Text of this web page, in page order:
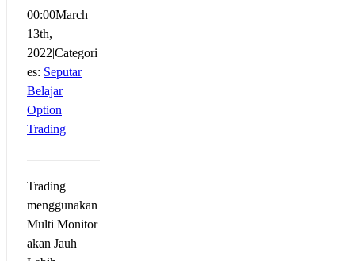
00:00March
13th,
2022|Categori
es: Seputar
Belajar
Option
Trading|
Trading
menggunakan
Multi Monitor
akan Jauh